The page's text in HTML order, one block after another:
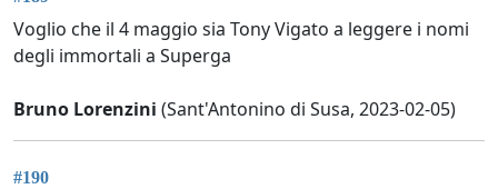
Voglio che il 4 maggio sia Tony Vigato a leggere i nomi
degli immortali a Superga
Bruno Lorenzini (Sant'Antonino di Susa, 2023-02-05)
#190